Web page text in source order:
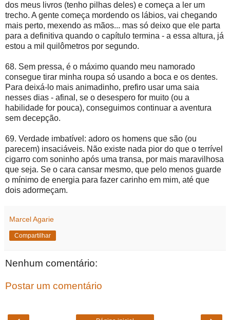
dos meus livros (tenho pilhas deles) e começa a ler um
trecho. A gente começa mordendo os lábios, vai chegando
mais perto, mexendo as mãos... mas só deixo que ele parta
para a definitiva quando o capítulo termina - a essa altura, já
estou a mil quilômetros por segundo.
68. Sem pressa, é o máximo quando meu namorado
consegue tirar minha roupa só usando a boca e os dentes.
Para deixá-lo mais animadinho, prefiro usar uma saia
nesses dias - afinal, se o desespero for muito (ou a
habilidade for pouca), conseguimos continuar a aventura
sem decepção.
69. Verdade imbatível: adoro os homens que são (ou
parecem) insaciáveis. Não existe nada pior do que o terrível
cigarro com soninho após uma transa, por mais maravilhosa
que seja. Se o cara cansar mesmo, que pelo menos guarde
o mínimo de energia para fazer carinho em mim, até que
dois adormeçam.
Marcel Agarie
Compartilhar
Nenhum comentário:
Postar um comentário